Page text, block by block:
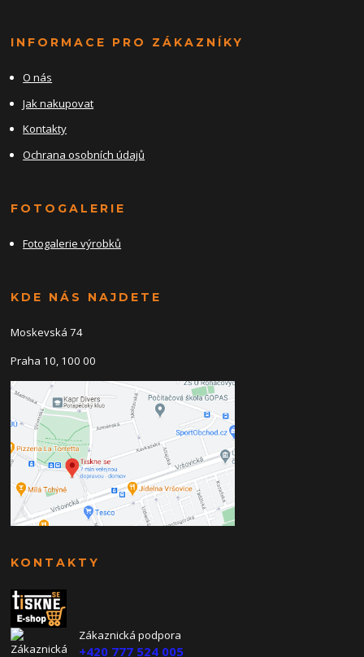
INFORMACE PRO ZÁKAZNÍKY
O nás
Jak nakupovat
Kontakty
Ochrana osobních údajů
FOTOGALERIE
Fotogalerie výrobků
KDE NÁS NAJDETE
Moskevská 74
Praha 10, 100 00
KONTAKTY
Zákaznická podpora
+420 777 524 005